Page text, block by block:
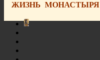
ЖИЗНЬ МОНАСТЫРЯ